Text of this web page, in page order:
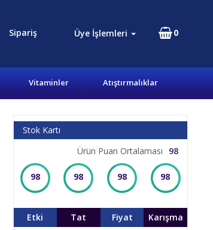
Sipariş
Üye İşlemleri 0
Vitaminler Atıştırmalıklar
Stok Kartı
Ürün Puan Ortalaması
98
98 98 98 98
Etki Tat Fiyat Karışma